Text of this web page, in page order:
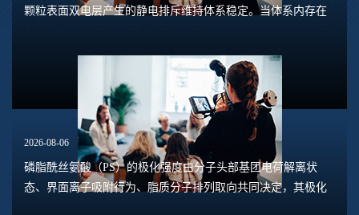
颗粒表面双电层产生的静电排斥维持体系稳定。当体系内存在
2026-08-06
磷脂酰丝氨酸（PS）的极化强度由分子头部基团电荷解离状
态、界面离子吸附行为、脂质分子排列取向共同决定，其极化